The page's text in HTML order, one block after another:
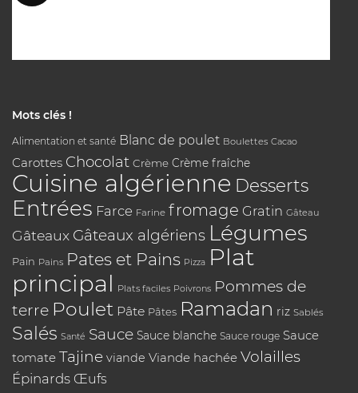
Mots clés !
Alimentation et santé Blanc de poulet Boulettes Cacao
Carottes Chocolat Crème Crème fraîche
Cuisine algérienne Desserts
Entrées Farce Farine fromage Gratin Gâteau
Gâteaux Gâteaux algériens Légumes
Pain Pains Pates et Pains Pizza Plat
principal Plats faciles Poivrons Pommes de
terre Poulet Pâte Pâtes Ramadan riz Sablés
Salés Santé Sauce Sauce blanche Sauce rouge Sauce
tomate Tajine viande Viande hachée Volailles
Épinards Œufs